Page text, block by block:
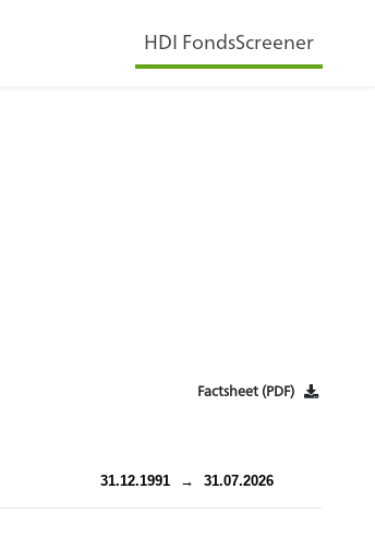
HDI FondsScreener
Factsheet (PDF)
31.12.1991 → 31.07.2026